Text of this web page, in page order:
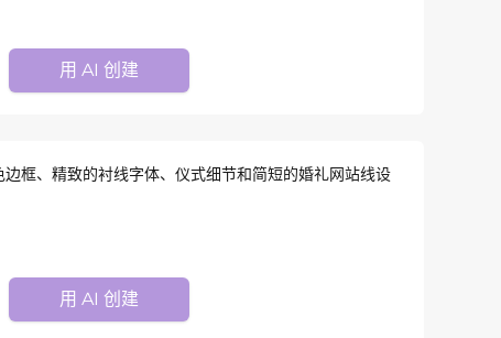
用 AI 创建
框、精致的衬线字体、仪式细节和简短的婚礼网站线设
用 AI 创建